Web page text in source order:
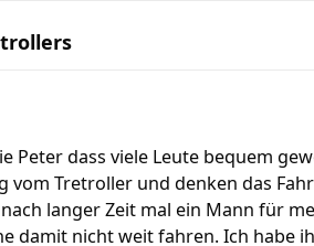
Peter dass viele Leute bequem
vom Tretroller und denken das
langer Zeit mal ein Mann für
damit nicht weit fahren. Ich habe